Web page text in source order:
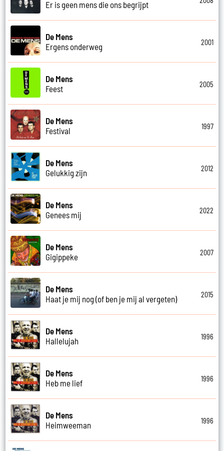
Er is geen mens die ons begrijpt
De Mens
Ergens onderweg
2001
De Mens
Feest
2005
De Mens
Festival
1997
De Mens
Gelukkig zijn
2012
De Mens
Genees mij
2022
De Mens
Gigippeke
2007
De Mens
Haat je mij nog (of ben je mij al vergeten)
2015
De Mens
Hallelujah
1996
De Mens
Heb me lief
1996
De Mens
Heimweeman
1996